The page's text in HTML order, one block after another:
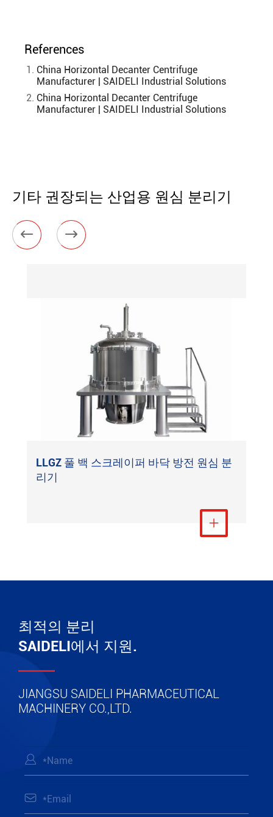
References
China Horizontal Decanter Centrifuge
Manufacturer | SAIDELI Industrial Solutions
China Horizontal Decanter Centrifuge
Manufacturer | SAIDELI Industrial Solutions
기타 권장되는 산업용 원심 분리기
 
LLGZ 풀 백 스크레이퍼 바닥 방전 원심 분
리기
더 보기

최적의 분리
SAIDELI에서 지원.
JIANGSU SAIDELI PHARMACEUTICAL
MACHINERY CO.,LTD.

